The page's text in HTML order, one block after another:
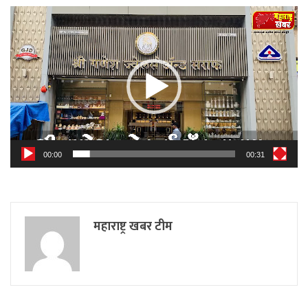
Video
Player
00:00 00:31
महाराष्ट्र खबर टीम